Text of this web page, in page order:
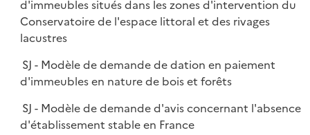
d'immeubles situés dans les zones d'intervention du
Conservatoire de l'espace littoral et des rivages
lacustres
SJ - Modèle de demande de dation en paiement
d'immeubles en nature de bois et forêts
SJ - Modèle de demande d'avis concernant l'absence
d'établissement stable en France